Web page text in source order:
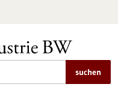
suchen